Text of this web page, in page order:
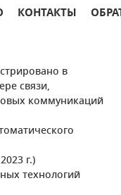
КОНТАКТЫ
в
связи,
коммуникаций
г.)
технологий